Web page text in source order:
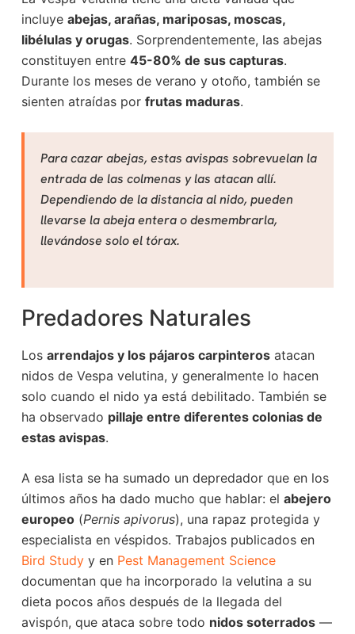
incluye abejas, arañas, mariposas, moscas,
libélulas y orugas. Sorprendentemente, las abejas
constituyen entre 45-80% de sus capturas.
Durante los meses de verano y otoño, también se
sienten atraídas por frutas maduras.
Para cazar abejas, estas avispas sobrevuelan la
entrada de las colmenas y las atacan allí.
Dependiendo de la distancia al nido, pueden
llevarse la abeja entera o desmembrarla,
llevándose solo el tórax.
Predadores Naturales
Los arrendajos y los pájaros carpinterosatacan
nidos de Vespa velutina, y generalmente lo hacen
solo cuando el nido ya está debilitado. También se
ha observado pillaje entre diferentes colonias de
estas avispas.
A esa lista se ha sumado un depredador que en los
últimos años ha dado mucho que hablar: el abejero
europeo(Pernis apivorus), una rapaz protegida y
especialista en véspidos. Trabajos publicados en
Bird Studyy en Pest Management Science
documentan que ha incorporado la velutina a su
dieta pocos años después de la llegada del
avispón, que ataca sobre todo nidos soterrados—